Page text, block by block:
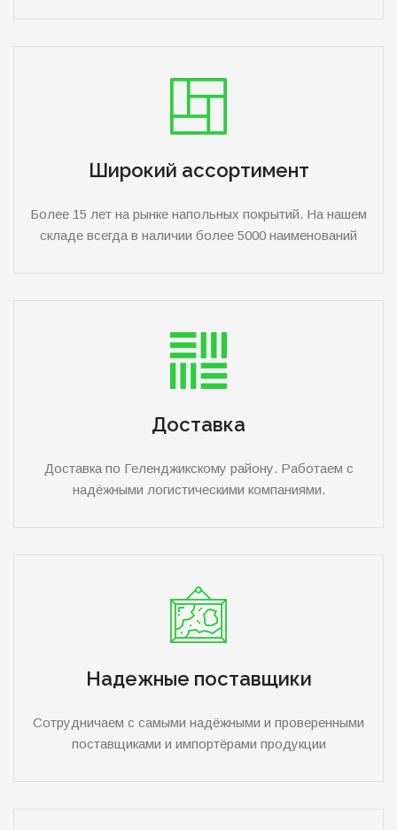
Широкий ассортимент
Более 15 лет на рынке напольных покрытий. На нашем
складе всегда в наличии более 5000 наименований
Доставка
Доставка по Геленджикскому району. Работаем с
надёжными логистическими компаниями.
Надежные поставщики
Сотрудничаем с самыми надёжными и проверенными
поставщиками и импортёрами продукции